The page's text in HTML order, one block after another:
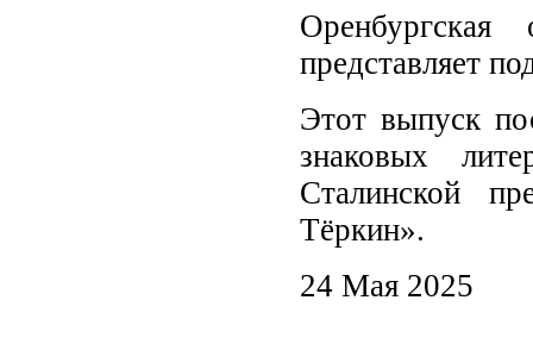
представляет
Этот выпуск
знаковых
Сталинской
Тёркин».
24 Мая 2025